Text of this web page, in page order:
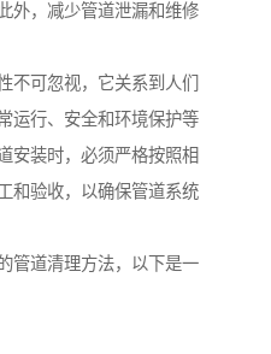
外，减少管道泄漏和维修
不可忽视，它关系到人们
运行、安全和环境保护等
安装时，必须严格按照相
和验收，以确保管道系统
管道清理方法，以下是一